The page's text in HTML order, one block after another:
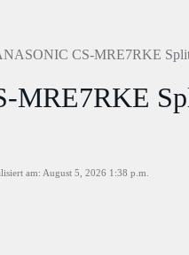
CS-MRE7RKE
MRE7RKE
am: August 5, 2026 1:38 p.m.